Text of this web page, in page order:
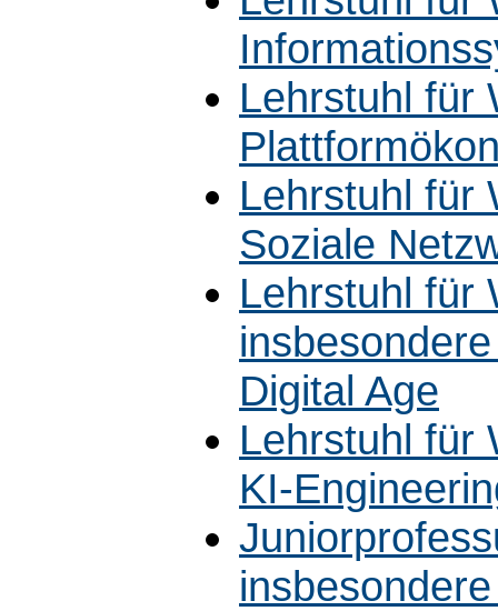
Lehrstuhl für
Lehrstuhl für
Soziale
Lehrstuhl für
Digital Age
Lehrstuhl für
KI-